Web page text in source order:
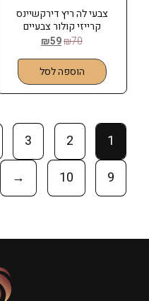
צבעי לה ריץ דירקשיינס
קרייזי קולור צבעיים
צבעוניים על בסיס מים
₪70
₪59
הוספה לסל
1
2
3
9
10
←